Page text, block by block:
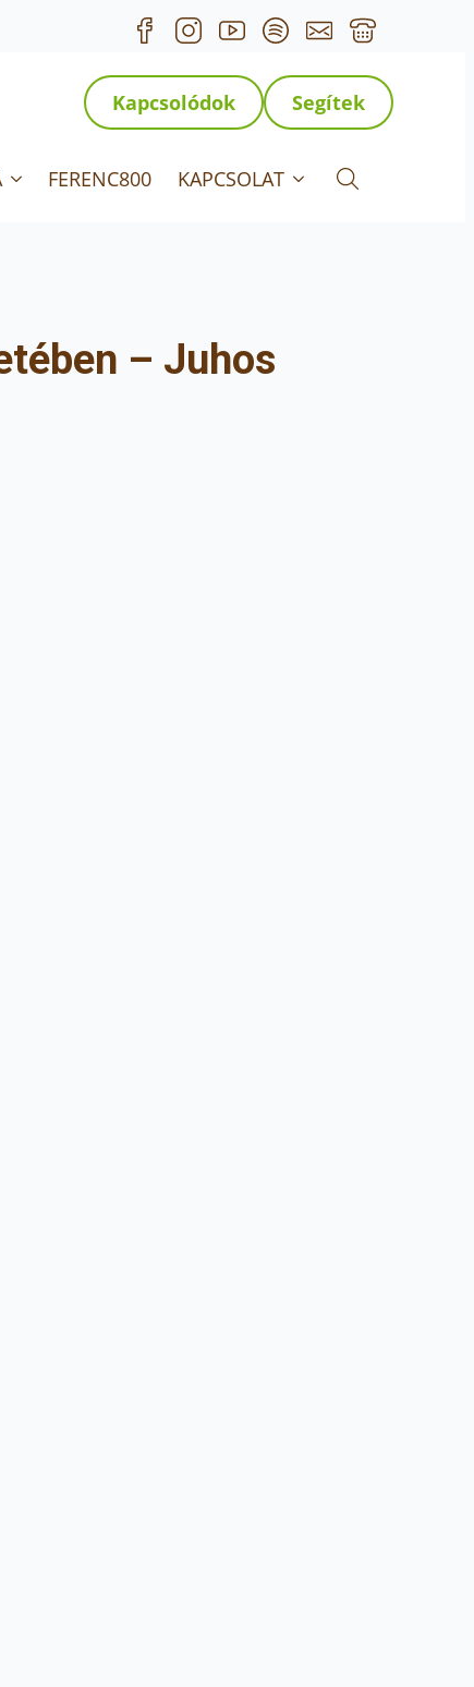
Kapcsolódok Segítek
FERENC800
KAPCSOLAT
– Juhos